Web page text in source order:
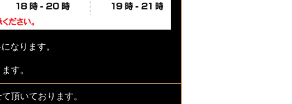
なります。
す。
頂いております。